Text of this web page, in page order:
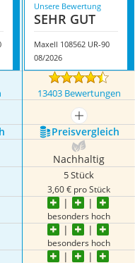
Unsere Bewertung
SEHR GUT
Maxell 108562 UR-90
08/2026
13403 Bewertungen
mehr anzeigen
Preis­vergleich
Nachhaltig
5 Stück
3,60 € pro Stück
besonders hoch
besonders hoch